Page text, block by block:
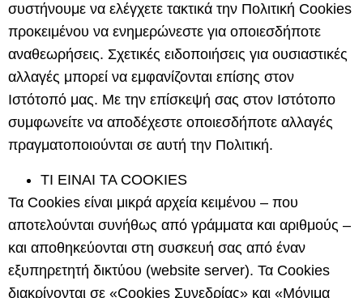
συστήνουμε να ελέγχετε τακτικά την Πολιτική Cookies
προκειμένου να ενημερώνεστε για οποιεσδήποτε
αναθεωρήσεις. Σχετικές ειδοποιήσεις για ουσιαστικές
αλλαγές μπορεί να εμφανίζονται επίσης στον
Ιστότοπό μας. Με την επίσκεψή σας στον Ιστότοπο
συμφωνείτε να αποδέχεστε οποιεσδήποτε αλλαγές
πραγματοποιούνται σε αυτή την Πολιτική.
TI EINAI TA COOKIES
Τα Cookies είναι μικρά αρχεία κειμένου – που
αποτελούνται συνήθως από γράμματα και αριθμούς –
και αποθηκεύονται στη συσκευή σας από έναν
εξυπηρετητή δικτύου (website server). Τα Cookies
διακρίνονται σε «Cookies Συνεδρίας» και «Μόνιμα